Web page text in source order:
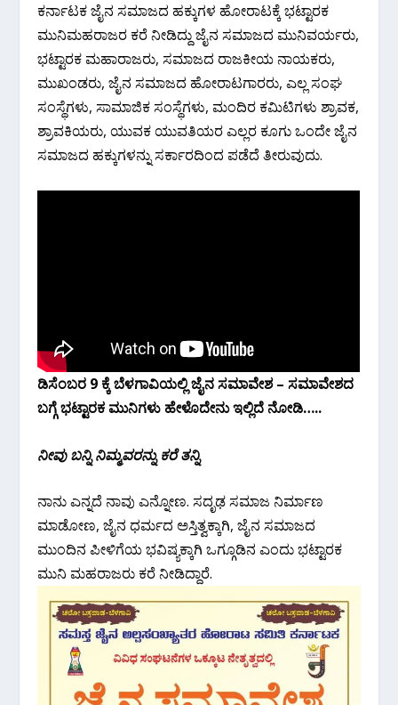
ಕರ್ನಾಟಕ ಜೈನ ಸಮಾಜದ ಹಕ್ಕುಗಳ ಹೋರಾಟಕ್ಕೆ ಭಟ್ಟಾರಕ
ಮುನಿ‌ಮಹರಾಜರ ಕರೆ ನೀಡಿದ್ದು ಜೈನ ಸಮಾಜದ ಮುನಿವರ್ಯರು,
ಭಟ್ಟಾರಕ ಮಹಾರಾಜರು, ಸಮಾಜದ ರಾಜಕೀಯ ನಾಯಕರು,
ಮುಖಂಡರು, ಜೈನ ಸಮಾಜದ ಹೋರಾಟಗಾರರು, ಎಲ್ಲ ಸಂಘ
ಸಂಸ್ಥೆಗಳು, ಸಾಮಾಜಿಕ ಸಂಸ್ಥೆಗಳು, ಮಂದಿರ ಕಮಿಟಿಗಳು ಶ್ರಾವಕ,
ಶ್ರಾವಕಿಯರು, ಯುವಕ ಯುವತಿಯರ ಎಲ್ಲರ ಕೂಗು ಒಂದೇ ಜೈನ
ಸಮಾಜದ ಹಕ್ಕುಗಳನ್ನು ಸರ್ಕಾರದಿಂದ ಪಡೆದೆ ತೀರುವುದು.
ಡಿಸೆಂಬರ 9 ಕ್ಕೆ ಬೆಳಗಾವಿಯಲ್ಲಿ ಜೈನ ಸಮಾವೇಶ – ಸಮಾವೇಶದ
ಬಗ್ಗೆ ಭಟ್ಟಾರಕ ಮುನಿಗಳು ಹೇಳೊದೇನು ಇಲ್ಲಿದೆ ನೋಡಿ…..
ನೀವು ಬನ್ನಿ ನಿಮ್ಮವರನ್ನು ಕರೆ ತನ್ನಿ
ನಾನು ಎನ್ನದೆ ನಾವು ಎನ್ನೋಣ. ಸದೃಢ ಸಮಾಜ ನಿರ್ಮಾಣ
ಮಾಡೋಣ, ಜೈನ ಧರ್ಮದ ಅಸ್ತಿತ್ವಕ್ಕಾಗಿ, ಜೈನ ಸಮಾಜದ
ಮುಂದಿನ ಪೀಳಿಗೆಯ ಭವಿಷ್ಯಕ್ಕಾಗಿ ಒಗ್ಗೂಡಿನ ಎಂದು ಭಟ್ಟಾರಕ
ಮುನಿ ಮಹರಾಜರು ಕರೆ ನೀಡಿದ್ದಾರೆ.